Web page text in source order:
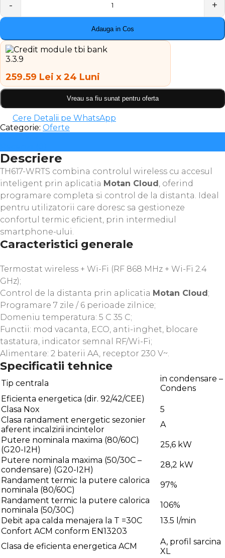
fost:
4.590 lei.
Quantity
Adauga in Cos
259.59 Lei x 24 Luni
Vreau sa fiu sunat pentru oferta
Cere Detalii pe WhatsApp
Categorie: Oferte
Descriere
TH617-WRTS combina controlul wireless cu accesul
inteligent prin aplicatia Motan Cloud, oferind
programare completa si control de la distanta. Ideal
pentru utilizatorii care doresc sa gestioneze
confortul termic eficient, prin intermediul
smartphone-ului.
Caracteristici generale
Termostat wireless + Wi-Fi (RF 868 MHz + Wi-Fi 2.4
GHz);
Control de la distanta prin aplicatia Motan Cloud;
Programare 7 zile / 6 perioade zilnice;
Domeniu temperatura: 5 C 35 C;
Functii: mod vacanta, ECO, anti-inghet, blocare
tastatura, indicator semnal RF/Wi-Fi;
Alimentare: 2 baterii AA, receptor 230 V~.
Specificatii tehnice
Tip centrala
in condensare –
Condens
Eficienta energetica (dir. 92/42/CEE)
Clasa Nox
5
Clasa randament energetic sezonier
aferent incalzirii incintelor
A
Putere nominala maxima (80/60C)
(G20-I2H)
25,6 kW
Putere nominala maxima (50/30C –
condensare) (G20-I2H)
28,2 kW
Randament termic la putere calorica
nominala (80/60C)
97%
Randament termic la putere calorica
nominala (50/30C)
106%
Debit apa calda menajera la T =30C
13.5 l/min
Confort ACM conform EN13203
Clasa de eficienta energetica ACM
A, profil sarcina
XL